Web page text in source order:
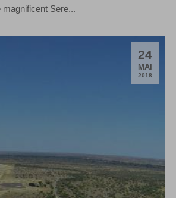
Sere...
24
MAI.
2018